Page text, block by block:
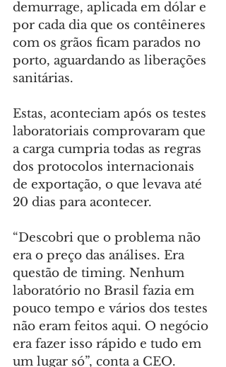
demurrage, aplicada em dólar e
por cada dia que os contêineres
com os grãos ficam parados no
porto, aguardando as liberações
sanitárias.
Estas, aconteciam após os testes
laboratoriais comprovaram que
a carga cumpria todas as regras
dos protocolos internacionais
de exportação, o que levava até
20 dias para acontecer.
“Descobri que o problema não
era o preço das análises. Era
questão de timing. Nenhum
laboratório no Brasil fazia em
pouco tempo e vários dos testes
não eram feitos aqui. O negócio
era fazer isso rápido e tudo em
um lugar só”, conta a CEO.